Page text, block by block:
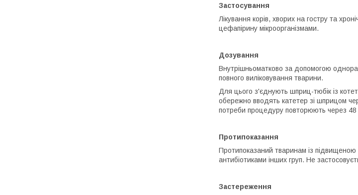
Застосування
Лікування корів, хворих на гостру та
цефапірину мікроорганізмами.
Дозування
Внутрішньоматково за допомогою
повного виліковування тварини.
Для цього з'єднують шприц-тюбік із
обережно вводять катетер зі шприцом
потреби процедуру повторюють через 48
Протипоказання
Протипоказаний тваринам із
антибіотиками інших груп. Не
Застереження